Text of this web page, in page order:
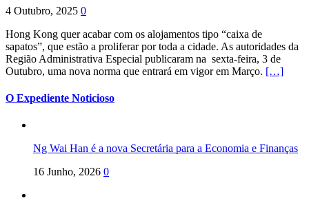
4 Outubro, 2025 0
Hong Kong quer acabar com os alojamentos tipo “caixa de
sapatos”, que estão a proliferar por toda a cidade. As autoridades da
Região Administrativa Especial publicaram na sexta-feira, 3 de
Outubro, uma nova norma que entrará em vigor em Março. […]
O Expediente Noticioso
Ng Wai Han é a nova Secretária para a Economia e Finanças
16 Junho, 2026 0